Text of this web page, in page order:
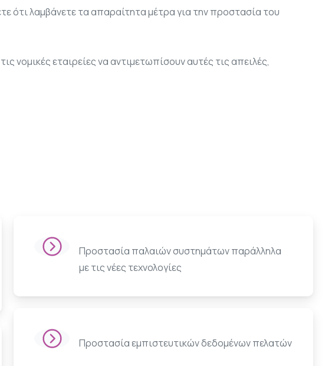
ότι λαμβάνετε τα απαραίτητα μέτρα για την προστασία του
νομικές εταιρείες να αντιμετωπίσουν αυτές τις απειλές,
Προστασία παλαιών συστημάτων παράλληλα
με τις νέες τεχνολογίες
Προστασία εμπιστευτικών δεδομένων πελατών